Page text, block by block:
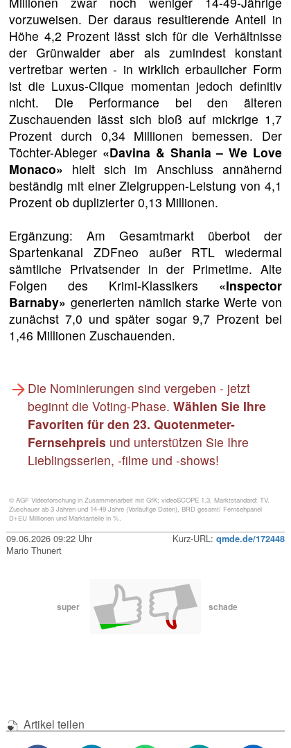
vorzuweisen. Der daraus resultierende Anteil in
Höhe 4,2 Prozent lässt sich für die Verhältnisse
der Grünwalder aber als zumindest konstant
vertretbar werten - in wirklich erbaulicher Form
ist die Luxus-Clique momentan jedoch definitiv
nicht. Die Performance bei den älteren
Zuschauenden lässt sich bloß auf mickrige 1,7
Prozent durch 0,34 Millionen bemessen. Der
Töchter-Ableger «Davina & Shania – We Love
Monaco» hielt sich im Anschluss annähernd
beständig mit einer Zielgruppen-Leistung von 4,1
Prozent ob duplizierter 0,13 Millionen.
Ergänzung: Am Gesamtmarkt überbot der
Spartenkanal ZDFneo außer RTL wiedermal
sämtliche Privatsender in der Primetime. Alte
Folgen des Krimi-Klassikers «Inspector
Barnaby» generierten nämlich starke Werte von
zunächst 7,0 und später sogar 9,7 Prozent bei
1,46 Millionen Zuschauenden.
Die Nominierungen sind vergeben - jetzt
beginnt die Voting-Phase. Wählen Sie Ihre
Favoriten für den 23. Quotenmeter-
Fernsehpreis und unterstützen Sie Ihre
Lieblingsserien, -filme und -shows!
© AGF Videoforschung in Zusammenarbeit mit GfK; videoSCOPE 1.3, Marktstandard: TV.
Zuschauer ab 3 Jahren und 14-49 Jahre (Vorläufige Daten), BRD gesamt/ Fernsehpanel
D+EU Millionen und Marktanteile in %.
09.06.2026 09:22 Uhr Kurz-URL: qmde.de/172448
Mario Thunert
super schade
Artikel teilen